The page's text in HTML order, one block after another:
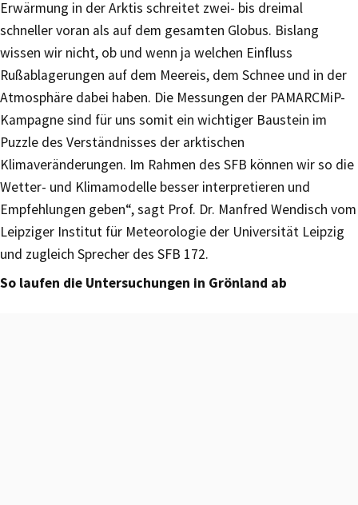
Erwärmung in der Arktis schreitet zwei- bis dreimal
schneller voran als auf dem gesamten Globus. Bislang
wissen wir nicht, ob und wenn ja welchen Einfluss
Rußablagerungen auf dem Meereis, dem Schnee und in der
Atmosphäre dabei haben. Die Messungen der PAMARCMiP-
Kampagne sind für uns somit ein wichtiger Baustein im
Puzzle des Verständnisses der arktischen
Klimaveränderungen. Im Rahmen des SFB können wir so die
Wetter- und Klimamodelle besser interpretieren und
Empfehlungen geben“, sagt Prof. Dr. Manfred Wendisch vom
Leipziger Institut für Meteorologie der Universität Leipzig
und zugleich Sprecher des SFB 172.
So laufen die Untersuchungen in Grönland ab